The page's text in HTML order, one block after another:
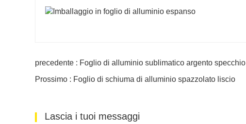
precedente : Foglio di alluminio sublimatico argento specchio
Prossimo : Foglio di schiuma di alluminio spazzolato liscio
Lascia i tuoi messaggi